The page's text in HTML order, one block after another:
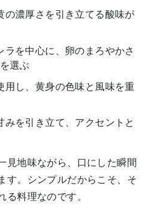
の濃厚さを引き立てる酸味が
ラを中心に、卵のまろやかさ
選ぶ
用し、黄身の色味と風味を重
みを引き立て、アクセントと
見地味ながら、口にした瞬間
す。シンプルだからこそ、そ
料理なのです。